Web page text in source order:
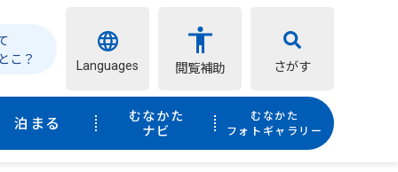
こ？
Languages 閲覧補助 さがす
泊まる
むなかた
ナビ
むなかた
フォトギャラリー